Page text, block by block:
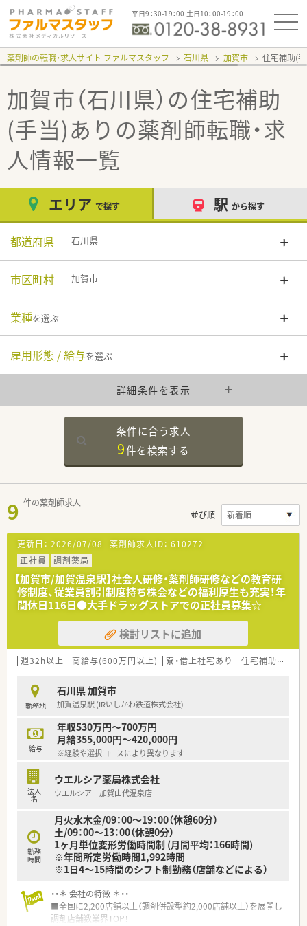
平日9：30-19：00 土日10：00-19：00
薬剤師の転職・求人サイト ファルマスタッフ 石川県 加賀市 住宅補助(
加賀市（石川県）の住宅補助
(手当)あり の薬剤師転職・求
人情報一覧
エリア で探す 駅 から探す
都道府県 石川県
市区町村 加賀市
業種を選ぶ
雇用形態 / 給与を選ぶ
詳細条件を表示
条件に合う求人
9件を検索する
9 件の薬剤師求人
並び順
更新日： 2026/07/08 薬剤師求人ID： 610272
正社員
調剤薬局
【加賀市/加賀温泉駅】社会人研修・薬剤師研修などの教育研
修制度、従業員割引制度持ち株会などの福利厚生も充実！年
間休日116日●大手ドラッグストアでの正社員募集☆
検討リストに追加
週32h以上 高給与(600万円以上) 寮・借上社宅あり 住宅補助(手当)あり
勤務地
石川県 加賀市
加賀温泉駅 (IRいしかわ鉄道株式会社)
給与
年収530万円～700万円
月給355,000円～420,000円
※経験や選択コースにより異なります
法人
名
ウエルシア薬局株式会社
ウエルシア 加賀山代温泉店
勤務
時間
月火水木金/09：00～19：00（休憩60分）
土/09：00～13：00（休憩0分）
1ヶ月単位変形労働時間制 (月間平均：166時間)
※年間所定労働時間1,992時間
※1日4～15時間のシフト制勤務（店舗などによる）
・・＊ 会社の特徴 ＊・・
■全国に2,200店舗以上（調剤併設型約2,000店舗以上）を展開し
調剤店舗数業界TOP！